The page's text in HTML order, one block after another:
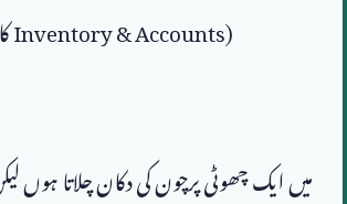
Inventory & Accounts)